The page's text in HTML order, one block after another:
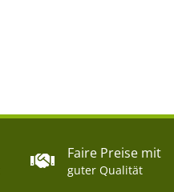
Faire Preise mit
guter Qualität